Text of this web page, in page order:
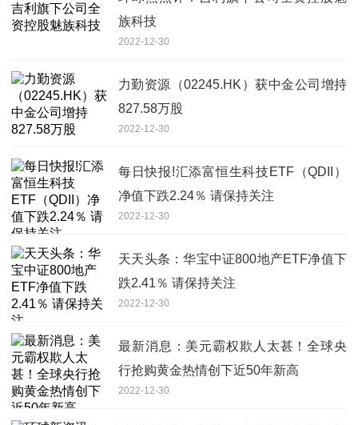
族科技
2022-12-30
力勤资源（02245.HK）获中金公司增持
827.58万股
2022-12-30
每日快报!汇添富恒生科技ETF（QDII）
净值下跌2.24％ 请保持关注
2022-12-30
天天头条：华宝中证800地产ETF净值下
跌2.41％ 请保持关注
2022-12-30
最新消息：美元霸权欺人太甚！全球央
行抢购黄金热情创下近50年新高
2022-12-30